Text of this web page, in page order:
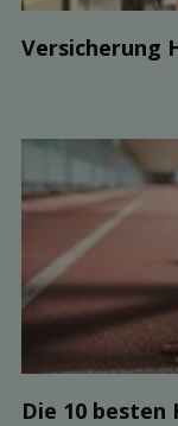
Ver­sicherung
Die 10 besten